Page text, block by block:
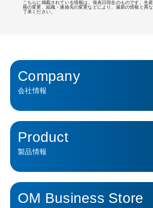
こちらに掲載されている情報は、発表日現在のものです。生
格の変更、組織・連絡先の変更などにより、最新の情報と異
了承ください。
Company
会社情報
Product
製品情報
OM Business Store